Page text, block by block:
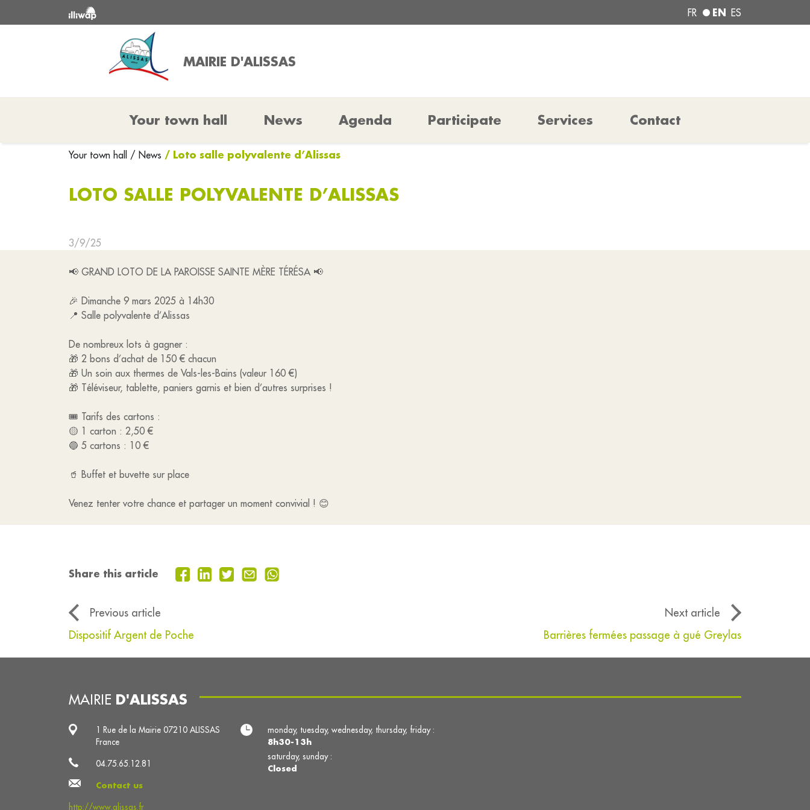
FR EN ES
MAIRIE D'ALISSAS
Your town hall News Agenda Participate Services Contact
Your town hall / News / Loto salle polyvalente d’Alissas
LOTO SALLE POLYVALENTE D’ALISSAS
3/9/25
📢 GRAND LOTO DE LA PAROISSE SAINTE MÈRE TÉRÉSA 📢
🎉 Dimanche 9 mars 2025 à 14h30
📍 Salle polyvalente d’Alissas
De nombreux lots à gagner :
🎁 2 bons d’achat de 150 € chacun
🎁 Un soin aux thermes de Vals-les-Bains (valeur 160 €)
🎁 Téléviseur, tablette, paniers garnis et bien d’autres surprises !
🎟 Tarifs des cartons :
🟡 1 carton : 2,50 €
🔵 5 cartons : 10 €
🥤 Buffet et buvette sur place
Venez tenter votre chance et partager un moment convivial ! 😊
Share this article
Previous article
Next article
Dispositif Argent de Poche
Barrières fermées passage à gué Greylas
MAIRIE D'ALISSAS
1 Rue de la Mairie 07210 ALISSAS
France
04.75.65.12.81
Contact us
http://www.alissas.fr
monday, tuesday, wednesday, thursday, friday :
8h30-13h
saturday, sunday :
Closed